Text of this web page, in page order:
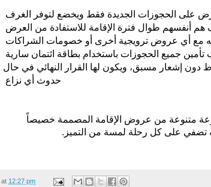
على الحجوزات الجديدة فقط ويخضع لتوفر الغرف
أنفسهم طوال فترة الإقامة للاستفادة من العرض
مع أي عروض ترويجية أخرى أو خصومات الشراكات
تأمين جميع الحجوزات باستخدام بطاقة ائتمان سارية
دون إشعار مسبق، ويكون لها القرار النهائي في حال
حدوث أي نزاع
متنوعة من عروض الإقامة المصممة خصيصاً
تضفي على كل رحلة لمسة من التميز .
at 12:27 pm